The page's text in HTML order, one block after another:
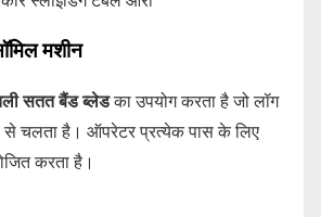
मशीन
सतत बैंड ब्लेडका उपयोग करता है जो लॉग
से चलता है। ऑपरेटर प्रत्येक पास के लिए
करता है।